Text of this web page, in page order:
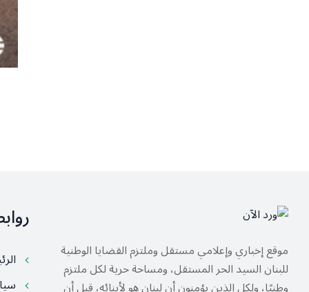
موقع إخباري وإعلامي مستقل وملتزم القضايا الوطنية
للبنان السيد الحر المستقل، ومساحة حرية لكل ملتزم